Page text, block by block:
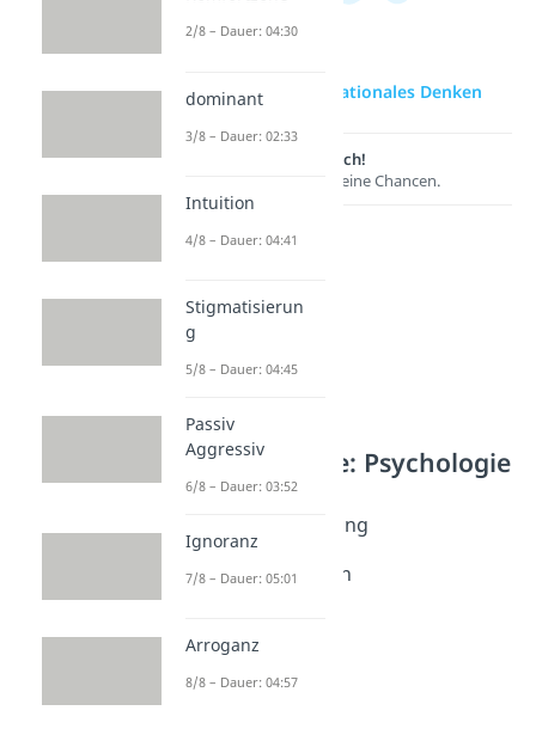
zur Videoseite: Rationales Denken
Lernen lohnt sich!
Entdecke hier deine Chancen.
Weitere Inhalte: Psychologie
Wahrnehmung
Visuelle Wahrnehmung
Dauer: 04:46
Kognitive Fähigkeiten
Dauer: 05:37
Dauer: 04:04
Johari Fenster
Dauer: 05:11
2/8 – Dauer: 04:30
dominant
3/8 – Dauer: 02:33
Intuition
4/8 – Dauer: 04:41
Stigmatisierun
g
5/8 – Dauer: 04:45
Passiv
Aggressiv
6/8 – Dauer: 03:52
Ignoranz
7/8 – Dauer: 05:01
Arroganz
8/8 – Dauer: 04:57